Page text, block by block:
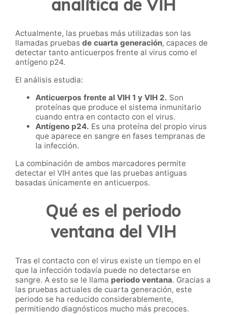
analítica de VIH
Actualmente, las pruebas más utilizadas son las
llamadas pruebas de cuarta generación, capaces de
detectar tanto anticuerpos frente al virus como el
antígeno p24.
El análisis estudia:
Anticuerpos frente al VIH 1 y VIH 2. Son
proteínas que produce el sistema inmunitario
cuando entra en contacto con el virus.
Antígeno p24. Es una proteína del propio virus
que aparece en sangre en fases tempranas de
la infección.
La combinación de ambos marcadores permite
detectar el VIH antes que las pruebas antiguas
basadas únicamente en anticuerpos.
Qué es el periodo
ventana del VIH
Tras el contacto con el virus existe un tiempo en el
que la infección todavía puede no detectarse en
sangre. A esto se le llama periodo ventana. Gracias a
las pruebas actuales de cuarta generación, este
periodo se ha reducido considerablemente,
permitiendo diagnósticos mucho más precoces.